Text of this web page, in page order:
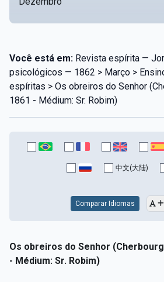
Você está em: Revista espírita —
psicológicos — 1862 > Março >
espíritas > Os obreiros do Senhor
1861 - Médium: Sr. Robim)
中文(大陆)
Comparar Idiomas
Os obreiros do Senhor
- Médium: Sr. Robim)